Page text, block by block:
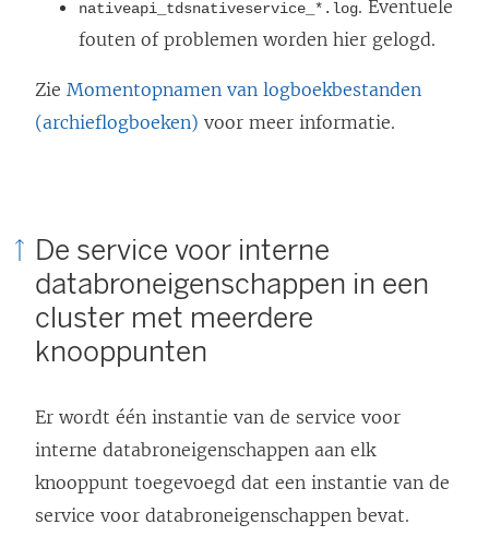
nativeapi_tdsnativeservice_*.log. Eventuele
fouten of problemen worden hier gelogd.
Zie Momentopnamen van logboekbestanden
(archieflogboeken) voor meer informatie.
De service voor interne
databroneigenschappen in een
cluster met meerdere
knooppunten
Er wordt één instantie van de service voor
interne databroneigenschappen aan elk
knooppunt toegevoegd dat een instantie van de
service voor databroneigenschappen bevat.